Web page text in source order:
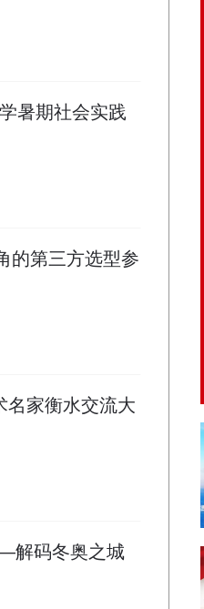
暑期社会实践
的第三方选型参
名家衡水交流大
解码冬奥之城